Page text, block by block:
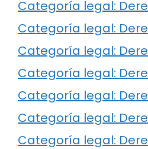
Categoría legal:
Categoría legal:
Categoría legal:
Categoría legal:
Categoría legal:
Categoría legal:
Categoría legal: